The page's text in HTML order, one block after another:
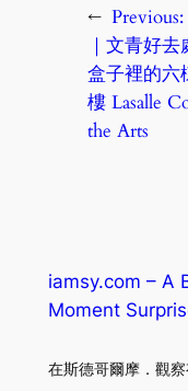
← Previous:
｜文青好
盒子裡的六
樓 Lasalle
the Arts
iamsy.com – A
Moment
在斯德哥爾摩．觀